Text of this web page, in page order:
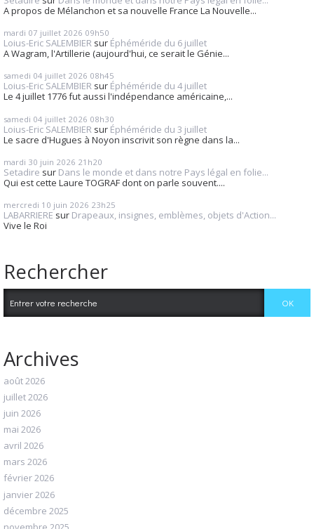
A propos de Mélanchon et sa nouvelle France La Nouvelle...
mardi 07 juillet 2026 09h50
Loius-Eric SALEMBIER sur Éphéméride du 6 juillet
A Wagram, l'Artillerie (aujourd'hui, ce serait le Génie...
samedi 04 juillet 2026 08h45
Loius-Eric SALEMBIER sur Éphéméride du 4 juillet
Le 4 juillet 1776 fut aussi l'indépendance américaine,...
samedi 04 juillet 2026 08h30
Loius-Eric SALEMBIER sur Éphéméride du 3 juillet
Le sacre d'Hugues à Noyon inscrivit son règne dans la...
mardi 30 juin 2026 21h20
Setadire sur Dans le monde et dans notre Pays légal en folie...
Qui est cette Laure TOGRAF dont on parle souvent....
mercredi 10 juin 2026 23h25
LABARRIERE sur Drapeaux, insignes, emblèmes, objets d'Action...
Vive le Roi
Rechercher
Archives
août 2026
juillet 2026
juin 2026
mai 2026
avril 2026
mars 2026
février 2026
janvier 2026
décembre 2025